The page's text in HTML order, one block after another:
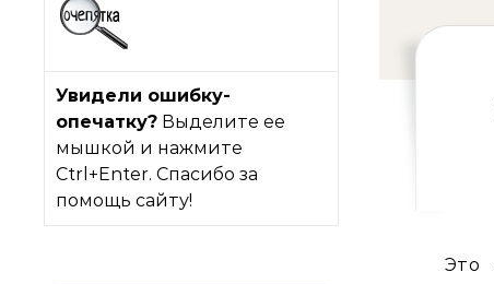
Увидели ошибку-
опечатку? Выделите ее
мышкой и нажмите
Ctrl+Enter. Спасибо за
помощь сайту!
Это — трансляция прощания с Борисом Немцовым